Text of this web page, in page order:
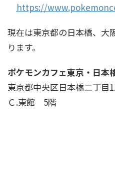
https://
現在は東京都の日本橋、大
ります。
ポケモンカフェ東京・日本
東京都中央区日本橋二丁
Ｃ.東館 5階